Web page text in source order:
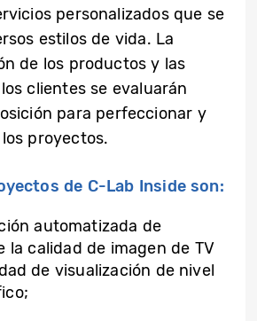
personalizados que se
estilos de vida. La
de los productos y las
clientes se evaluarán
para perfeccionar y
proyectos.
de C-Lab Inside son:
automatizada de
la calidad de imagen de TV
de visualización de nivel